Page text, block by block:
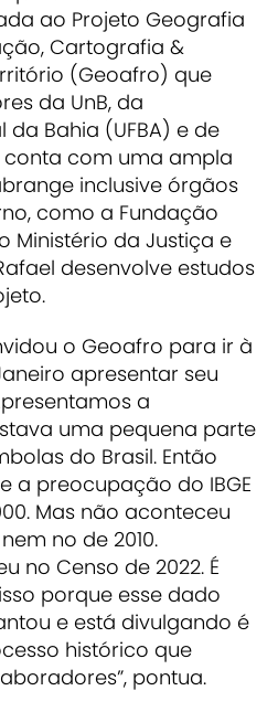
ao Projeto Geografia
Cartografia &
(Geoafro) que
da UnB, da
da Bahia (UFBA) e de
conta com uma ampla
inclusive órgãos
como a Fundação
Ministério da Justiça e
desenvolve estudos
o Geoafro para ir à
apresentar seu
a
uma pequena parte
do Brasil. Então
a preocupação do IBGE
Mas não aconteceu
no de 2010.
no Censo de 2022. É
porque esse dado
e está divulgando é
histórico que
pontua.